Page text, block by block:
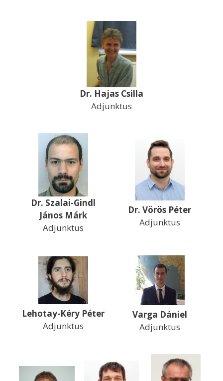
Dr. Hajas Csilla
Adjunktus
Dr. Szalai-Gindl
János Márk
Adjunktus
Dr. Vörös Péter
Adjunktus
Lehotay-Kéry Péter
Adjunktus
Varga Dániel
Adjunktus